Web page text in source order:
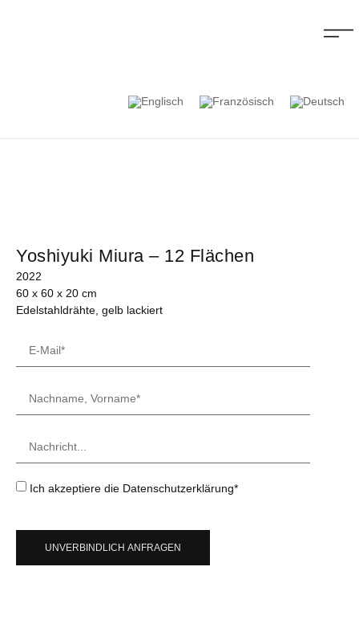
Yoshiyuki Miura – 12 Flächen
2022
60 x 60 x 20 cm
Edelstahldrähte, gelb lackiert
Ich akzeptiere die Datenschutzerklärung*
UNVERBINDLICH ANFRAGEN